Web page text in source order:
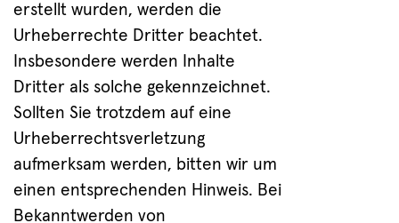
erstellt wurden, werden die
Urheberrechte Dritter beachtet.
Insbesondere werden Inhalte
Dritter als solche gekennzeichnet.
Sollten Sie trotzdem auf eine
Urheberrechtsverletzung
aufmerksam werden, bitten wir um
einen entsprechenden Hinweis. Bei
Bekanntwerden von